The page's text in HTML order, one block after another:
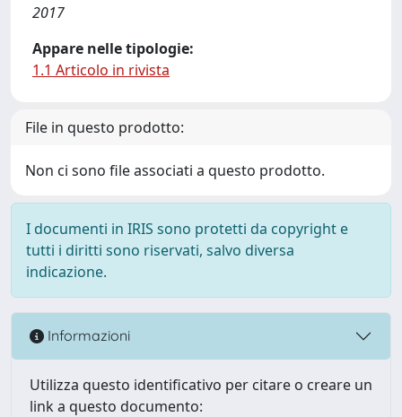
2017
Appare nelle tipologie:
1.1 Articolo in rivista
File in questo prodotto:
Non ci sono file associati a questo prodotto.
I documenti in IRIS sono protetti da copyright e
tutti i diritti sono riservati, salvo diversa
indicazione.
Informazioni
Utilizza questo identificativo per citare o creare un
link a questo documento: